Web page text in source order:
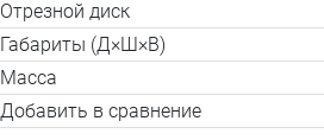
Отрезной диск
Габариты (Д×Ш×В)
Масса
Добавить в сравнение